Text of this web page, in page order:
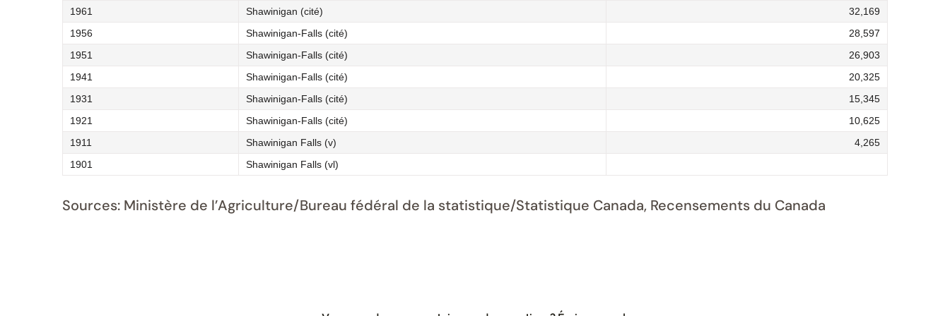
1961
Shawinigan (cité)
32,169
1956
Shawinigan-Falls (cité)
28,597
1951
Shawinigan-Falls (cité)
26,903
1941
Shawinigan-Falls (cité)
20,325
1931
Shawinigan-Falls (cité)
15,345
1921
Shawinigan-Falls (cité)
10,625
1911
Shawinigan Falls (v)
4,265
1901
Shawinigan Falls (vl)
Sources: Ministère de l’Agriculture/Bureau fédéral de la statistique/Statistique Canada, Recensements du Canada